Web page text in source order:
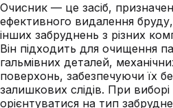
Очисник — це засіб,
ефективного видалення
інших забруднень з різних
Він підходить для очищення
гальмівних деталей,
поверхонь, забезпечуючи їх
залишкових слідів. При
орієнтуватися на тип